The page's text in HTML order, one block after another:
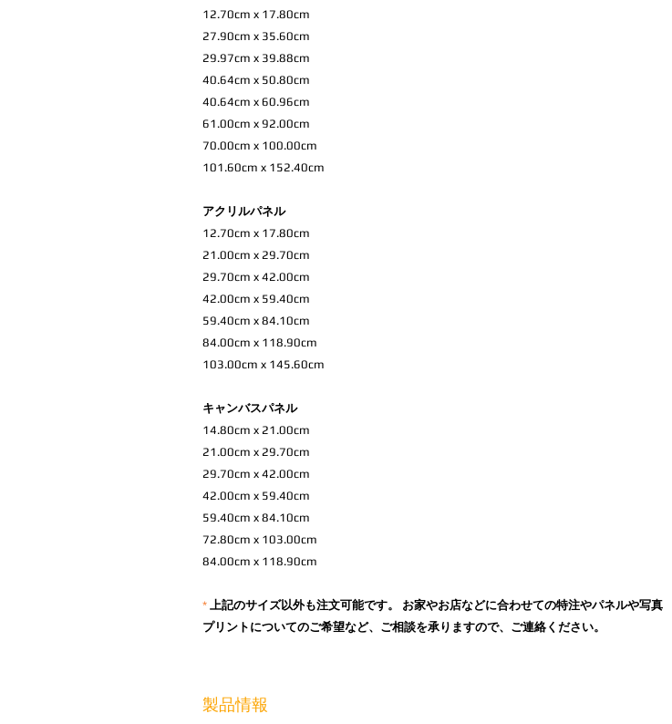
12.70cm x 17.80cm
27.90cm x 35.60cm
29.97cm x 39.88cm
40.64cm x 50.80cm
40.64cm x 60.96cm
61.00cm x 92.00cm
70.00cm x 100.00cm
101.60cm x 152.40cm
アクリルパネル
12.70cm x 17.80cm
21.00cm x 29.70cm
29.70cm x 42.00cm
42.00cm x 59.40cm
59.40cm x 84.10cm
84.00cm x 118.90cm
103.00cm x 145.60cm
キャンバスパネル
14.80cm x 21.00cm
21.00cm x 29.70cm
29.70cm x 42.00cm
42.00cm x 59.40cm
59.40cm x 84.10cm
72.80cm x 103.00cm
84.00cm x 118.90cm
* 上記のサイズ以外も注文可能です。 お家やお店などに合わせての特注やパネルや写真
プリントについてのご希望など、ご相談を承りますので、ご連絡ください。
製品情報